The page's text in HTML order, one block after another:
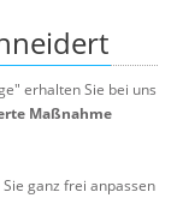
erhalten Sie bei uns
Maßnahme
Sie ganz frei anpassen